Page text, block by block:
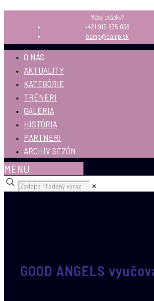
Máte otázky?
+421 915 835 038
bamp@bamp.sk
O NÁS
AKTUALITY
KATEGÓRIE
TRÉNERI
GALÉRIA
HISTÓRIA
PARTNERI
ARCHÍV SEZÓN
MENU
✕
GOOD ANGELS